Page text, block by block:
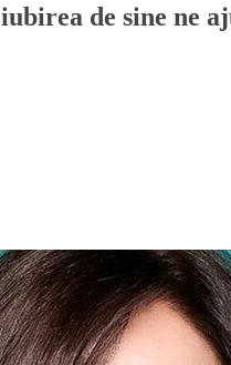
de sine ne